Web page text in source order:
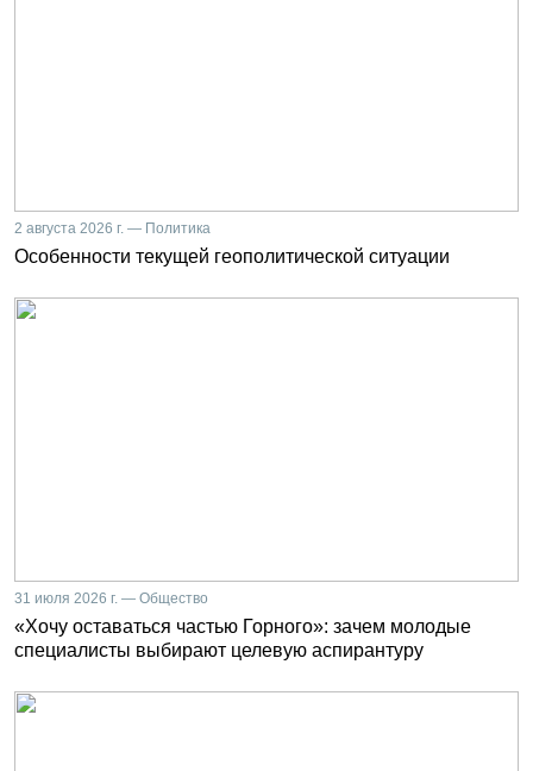
2 августа 2026 г. — Политика
Особенности текущей геополитической ситуации
31 июля 2026 г. — Общество
«Хочу оставаться частью Горного»: зачем молодые
специалисты выбирают целевую аспирантуру